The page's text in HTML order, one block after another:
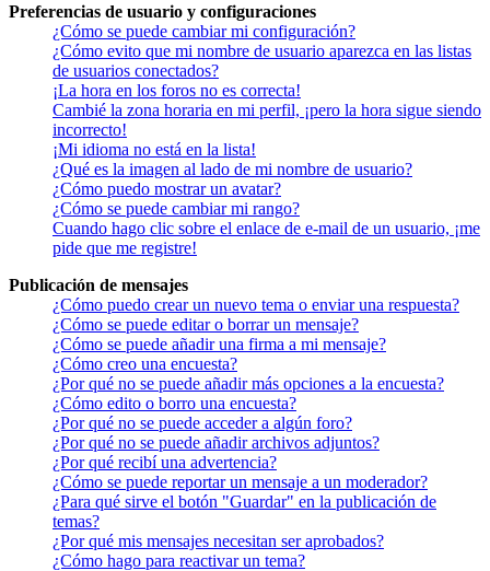
Preferencias de usuario y configuraciones
¿Cómo se puede cambiar mi configuración?
¿Cómo evito que mi nombre de usuario aparezca en las listas
de usuarios conectados?
¡La hora en los foros no es correcta!
Cambié la zona horaria en mi perfil, ¡pero la hora sigue siendo
incorrecto!
¡Mi idioma no está en la lista!
¿Qué es la imagen al lado de mi nombre de usuario?
¿Cómo puedo mostrar un avatar?
¿Cómo se puede cambiar mi rango?
Cuando hago clic sobre el enlace de e-mail de un usuario, ¡me
pide que me registre!
Publicación de mensajes
¿Cómo puedo crear un nuevo tema o enviar una respuesta?
¿Cómo se puede editar o borrar un mensaje?
¿Cómo se puede añadir una firma a mi mensaje?
¿Cómo creo una encuesta?
¿Por qué no se puede añadir más opciones a la encuesta?
¿Cómo edito o borro una encuesta?
¿Por qué no se puede acceder a algún foro?
¿Por qué no se puede añadir archivos adjuntos?
¿Por qué recibí una advertencia?
¿Cómo se puede reportar un mensaje a un moderador?
¿Para qué sirve el botón "Guardar" en la publicación de
temas?
¿Por qué mis mensajes necesitan ser aprobados?
¿Cómo hago para reactivar un tema?